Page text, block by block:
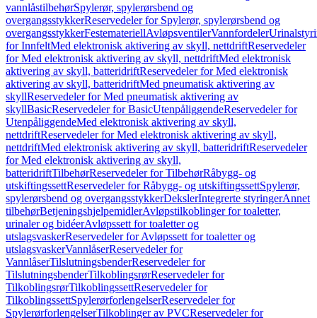
vannlåstilbehørSpylerør, spylerørsbend og
overgangsstykkerReservedeler for Spylerør, spylerørsbend og
overgangsstykkerFestemateriellAvløpsventilerVannfordeler
for InnfeltMed elektronisk aktivering av skyll, nettdriftReservedeler
for Med elektronisk aktivering av skyll, nettdriftMed elektronisk
aktivering av skyll, batteridriftReservedeler for Med elektronisk
aktivering av skyll, batteridriftMed pneumatisk aktivering av
skyllReservedeler for Med pneumatisk aktivering av
skyllBasicReservedeler for BasicUtenpåliggendeReservedeler for
UtenpåliggendeMed elektronisk aktivering av skyll,
nettdriftReservedeler for Med elektronisk aktivering av skyll,
nettdriftMed elektronisk aktivering av skyll, batteridriftReservedeler
for Med elektronisk aktivering av skyll,
batteridriftTilbehørReservedeler for TilbehørRåbygg- og
utskiftingssettReservedeler for Råbygg- og utskiftingssettSpylerør,
spylerørsbend og overgangsstykkerDekslerIntegrerte styringerAnnet
tilbehørBetjeningshjelpemidlerAvløpstilkoblinger for toaletter,
urinaler og bidéerAvløpssett for toaletter og
utslagsvaskerReservedeler for Avløpssett for toaletter og
utslagsvaskerVannlåserReservedeler for
VannlåserTilslutningsbenderReservedeler for
TilslutningsbenderTilkoblingsrørReservedeler for
TilkoblingsrørTilkoblingssettReservedeler for
TilkoblingssettSpylerørforlengelserReservedeler for
SpylerørforlengelserTilkoblinger av PVCReservedeler for